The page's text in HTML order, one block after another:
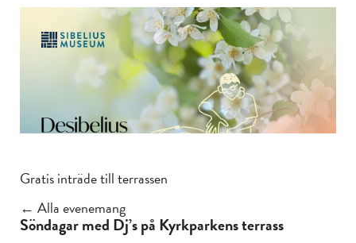
Gratis inträde till terrassen
← Alla evenemang
Söndagar med Dj’s på Kyrkparkens terrass